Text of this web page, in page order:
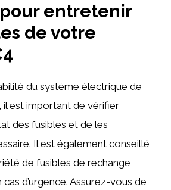
entretenir
de votre
du système électrique de
est important de vérifier
des fusibles et de les
Il est également conseillé
de fusibles de rechange
d’urgence. Assurez-vous de